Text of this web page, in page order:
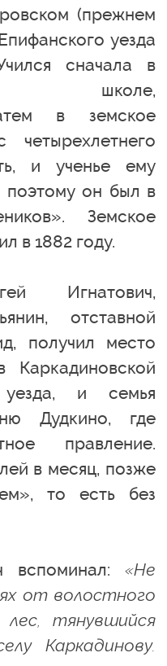
(прежнем
уезда
сначала в
школе,
в земское
и ученье ему
поэтому он был в
Земское
в 1882 году.
Игнатович,
отставной
получил место
Каркадиновской
и семья
Дудкино, где
правление.
в месяц, позже
то есть без
вспоминал: «Не
от волостного
лес, тянувшийся
Каркадинову.